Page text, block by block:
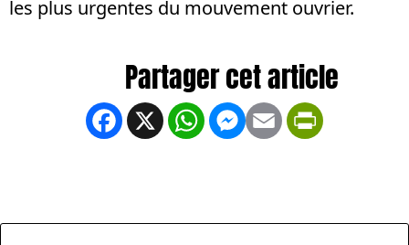
les plus urgentes du mouvement ouvrier.
Facebook
X WhatsApp
Messenger
Email